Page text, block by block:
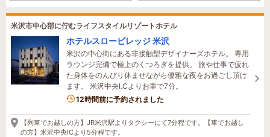
米沢市中心部に佇むライフスタイルリゾートホテル
ホテルスロービレッジ 米沢
米沢の中心街にある非接触型デザイナーズホテル。 専用
ラウンジ完備で極上のくつろぎを提供。 旅や仕事で疲れ
た身体をのんびり休ませながら優雅な夜をお過ごし頂け
ます。 米沢中央I.Cよりお車で7分。
12時間前に予約されました
【列車でお越しの方】JR米沢駅よりタクシーにて7分程です。【車でお越し
の方】米沢中央ICより5分程です。